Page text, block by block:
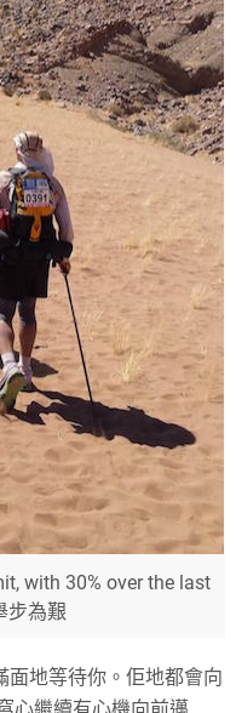
with 30% over the last
步為艱
面地等待你。佢地都會向